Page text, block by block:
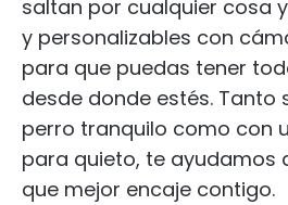
saltan por cualquier cosa
y personalizables con
para que puedas tener
desde donde estés. Tanto
perro tranquilo como con
para quieto, te ayudamos
que mejor encaje contigo.